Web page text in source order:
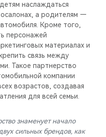
наслаждаться
а родителям —
Кроме того,
персонажей
материалах и
связь между
Такое партнерство
компании
возрастов, создавая
для всей семьи.
знаменует начало
сильных брендов, как